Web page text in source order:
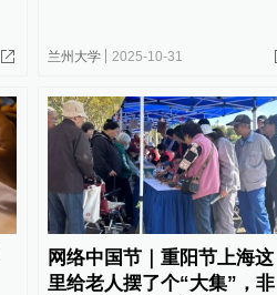
兰州大学 2025-10-31
网络中国节｜重阳节上海这
里给老人摆了个“大集”，非